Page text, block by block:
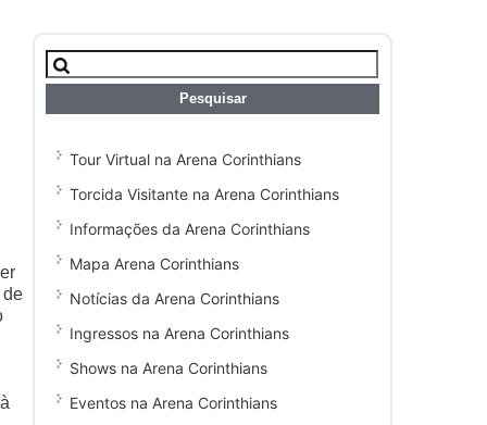
de
Pesquisar
por:
Tour Virtual na Arena Corinthians
Torcida Visitante na Arena Corinthians
Informações da Arena Corinthians
Mapa Arena Corinthians
Notícias da Arena Corinthians
Ingressos na Arena Corinthians
Shows na Arena Corinthians
Eventos na Arena Corinthians